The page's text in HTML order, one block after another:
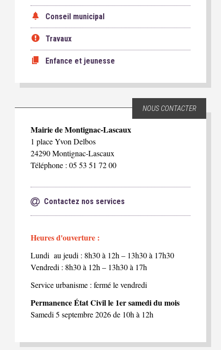
Conseil municipal
Travaux
Enfance et jeunesse
NOUS CONTACTER
Mairie de Montignac-Lascaux
1 place Yvon Delbos
24290 Montignac-Lascaux
Téléphone : 05 53 51 72 00
Contactez nos services
Heures d'ouverture :
Lundi au jeudi : 8h30 à 12h – 13h30 à 17h30
Vendredi : 8h30 à 12h – 13h30 à 17h
Service urbanisme : fermé le vendredi
Permanence État Civil le 1er samedi du mois
Samedi 5 septembre 2026 de 10h à 12h